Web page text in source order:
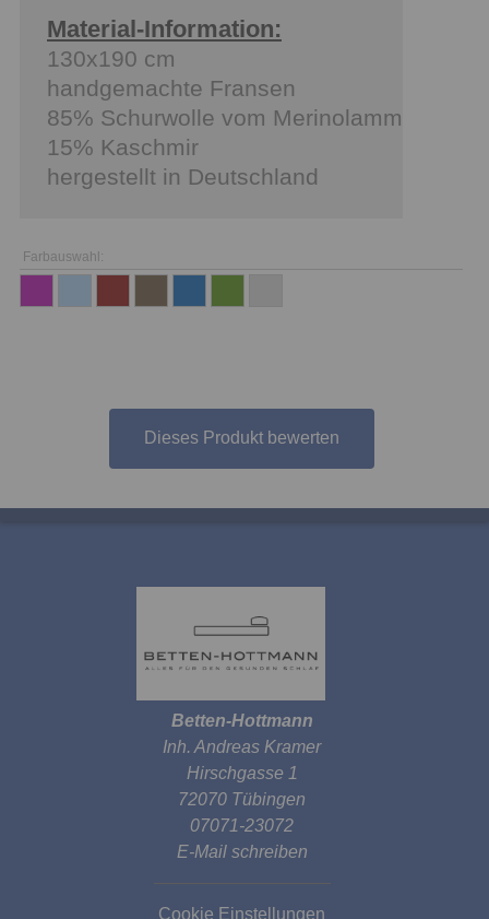
Material-Information:
130x190 cm
handgemachte Fransen
85% Schurwolle vom Merinolamm
15% Kaschmir
hergestellt in Deutschland
Farbauswahl:
Dieses Produkt bewerten
Betten-Hottmann
Inh. Andreas Kramer
Hirschgasse 1
72070 Tübingen
07071-23072
E-Mail schreiben
Cookie Einstellungen